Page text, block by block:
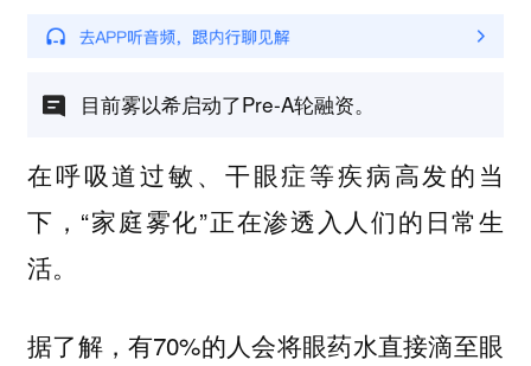
目前雾以希启动了Pre-A轮融资。
在呼吸道过敏、干眼症等疾病高发的当
下，“家庭雾化”正在渗透入人们的日常生
活。
据了解，有70%的人会将眼药水直接滴至眼